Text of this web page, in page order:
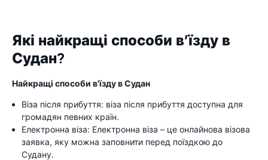
Які найкращі способи в’їзду в
Судан?
Найкращі способи в'їзду в Судан
Віза після прибуття: віза після прибуття доступна для
громадян певних країн.
Електронна віза: Електронна віза – це онлайнова візова
заявка, яку можна заповнити перед поїздкою до
Судану.